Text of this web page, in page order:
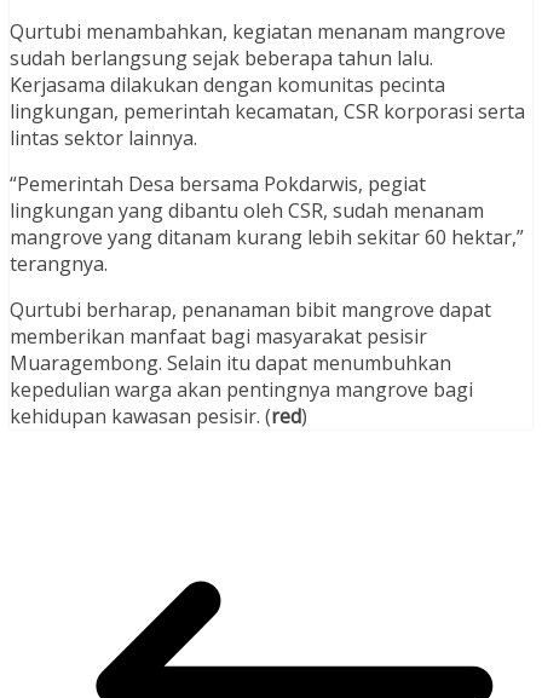
Qurtubi menambahkan, kegiatan menanam mangrove
sudah berlangsung sejak beberapa tahun lalu.
Kerjasama dilakukan dengan komunitas pecinta
lingkungan, pemerintah kecamatan, CSR korporasi serta
lintas sektor lainnya.
“Pemerintah Desa bersama Pokdarwis, pegiat
lingkungan yang dibantu oleh CSR, sudah menanam
mangrove yang ditanam kurang lebih sekitar 60 hektar,”
terangnya.
Qurtubi berharap, penanaman bibit mangrove dapat
memberikan manfaat bagi masyarakat pesisir
Muaragembong. Selain itu dapat menumbuhkan
kepedulian warga akan pentingnya mangrove bagi
kehidupan kawasan pesisir. (red)